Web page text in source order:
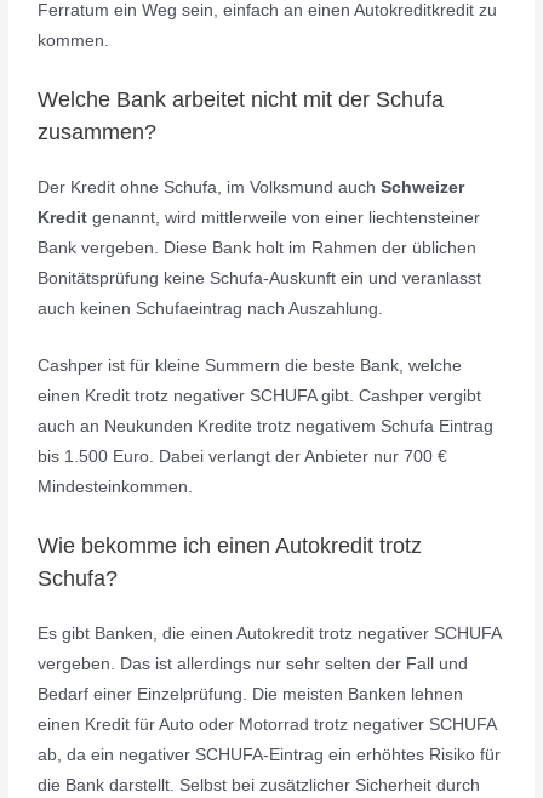
Ferratum ein Weg sein, einfach an einen Autokreditkredit zu
kommen.
Welche Bank arbeitet nicht mit der Schufa
zusammen?
Der Kredit ohne Schufa, im Volksmund auchSchweizer
Kredit genannt, wird mittlerweile von einer liechtensteiner
Bank vergeben. Diese Bank holt im Rahmen der üblichen
Bonitätsprüfung keine Schufa-Auskunft ein und veranlasst
auch keinen Schufaeintrag nach Auszahlung.
Cashper ist für kleine Summern die beste Bank, welche
einen Kredit trotz negativer SCHUFA gibt. Cashper vergibt
auch an Neukunden Kredite trotz negativem Schufa Eintrag
bis 1.500 Euro. Dabei verlangt der Anbieter nur 700 €
Mindesteinkommen.
Wie bekomme ich einen Autokredit trotz
Schufa?
Es gibt Banken, die einen Autokredit trotz negativer SCHUFA
vergeben. Das ist allerdings nur sehr selten der Fall und
Bedarf einer Einzelprüfung. Die meisten Banken lehnen
einen Kredit für Auto oder Motorrad trotz negativer SCHUFA
ab, da ein negativer SCHUFA-Eintrag ein erhöhtes Risiko für
die Bank darstellt. Selbst bei zusätzlicher Sicherheit durch